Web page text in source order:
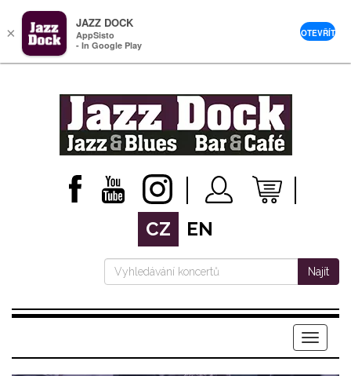
CZ EN
Najít
Menu
×
JAZZ DOCK
AppSisto
- In Google Play
OTEVŘÍT